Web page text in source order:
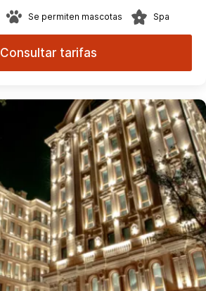
Se permiten mascotas Spa
Consultar tarifas